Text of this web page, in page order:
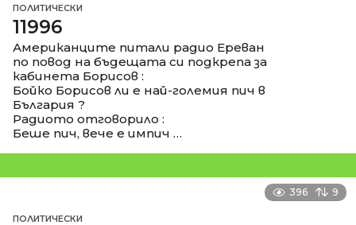
ПОЛИТИЧЕСКИ
11996
Американците питали радио Ереван
по повод на бъдещата си подкрепа за
кабинета Борисов :
Бойко Борисов ли е най-големия пич в
България ?
Радиото отговорило :
Беше пич, вече е импич …
396 9
ПОЛИТИЧЕСКИ